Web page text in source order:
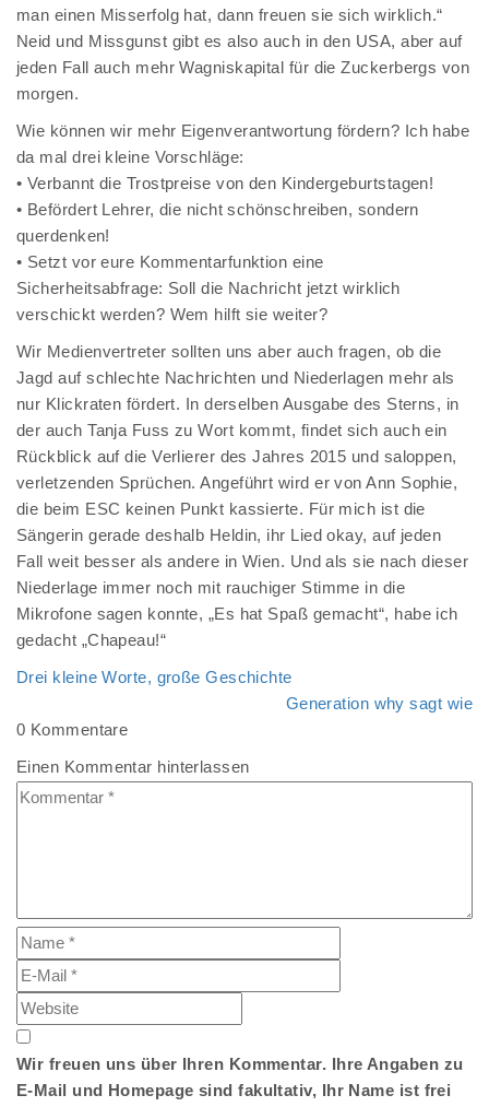
man einen Misserfolg hat, dann freuen sie sich wirklich.“
Neid und Missgunst gibt es also auch in den USA, aber auf
jeden Fall auch mehr Wagniskapital für die Zuckerbergs von
morgen.
Wie können wir mehr Eigenverantwortung fördern? Ich habe
da mal drei kleine Vorschläge:
• Verbannt die Trostpreise von den Kindergeburtstagen!
• Befördert Lehrer, die nicht schönschreiben, sondern
querdenken!
• Setzt vor eure Kommentarfunktion eine
Sicherheitsabfrage: Soll die Nachricht jetzt wirklich
verschickt werden? Wem hilft sie weiter?
Wir Medienvertreter sollten uns aber auch fragen, ob die
Jagd auf schlechte Nachrichten und Niederlagen mehr als
nur Klickraten fördert. In derselben Ausgabe des Sterns, in
der auch Tanja Fuss zu Wort kommt, findet sich auch ein
Rückblick auf die Verlierer des Jahres 2015 und saloppen,
verletzenden Sprüchen. Angeführt wird er von Ann Sophie,
die beim ESC keinen Punkt kassierte. Für mich ist die
Sängerin gerade deshalb Heldin, ihr Lied okay, auf jeden
Fall weit besser als andere in Wien. Und als sie nach dieser
Niederlage immer noch mit rauchiger Stimme in die
Mikrofone sagen konnte, „Es hat Spaß gemacht“, habe ich
gedacht „Chapeau!“
Drei kleine Worte, große Geschichte
Generation why sagt wie
0 Kommentare
Einen Kommentar hinterlassen
Wir freuen uns über Ihren Kommentar. Ihre Angaben zu
E-Mail und Homepage sind fakultativ, Ihr Name ist frei